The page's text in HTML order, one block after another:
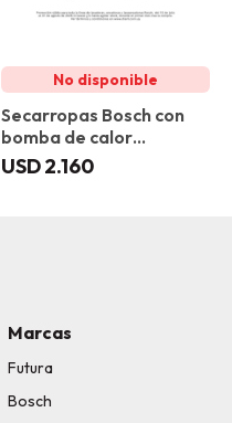
Secarropas Bosch con
bomba de calor
WQG245D1ES 9 kg
USD2.160
Marcas
Futura
Bosch